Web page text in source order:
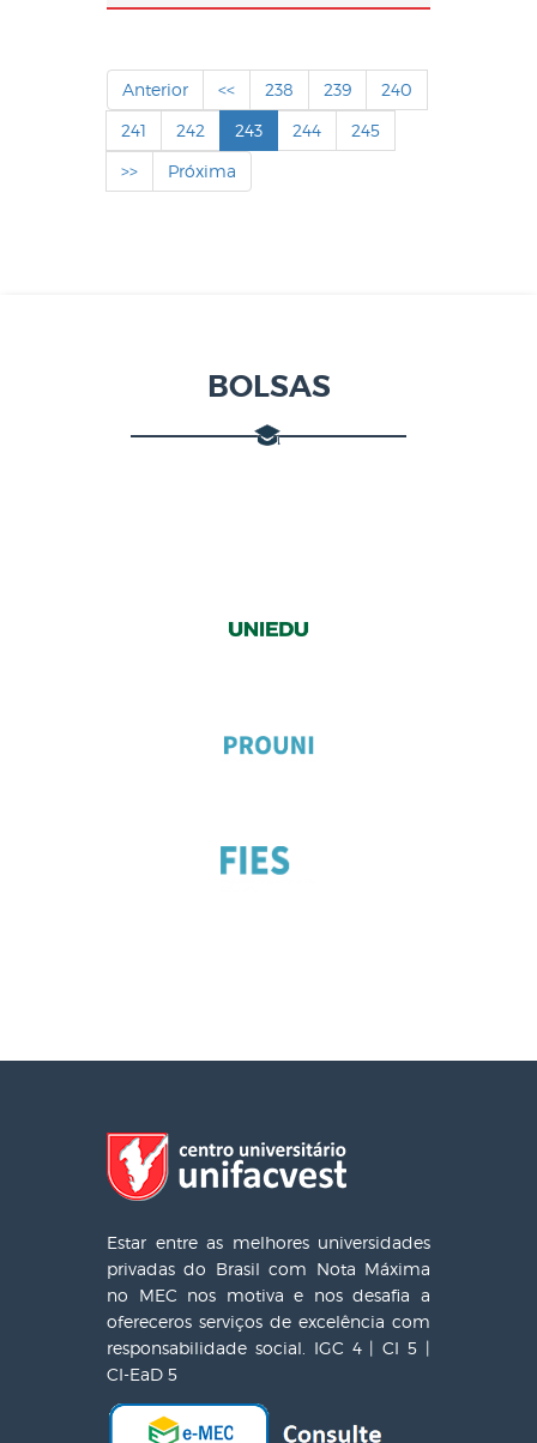
Anterior << 238 239
240
241
242 243 244
245
>>
Próxima
BOLSAS
Estar entre as melhores universidades
privadas do Brasil com Nota Máxima
no MEC nos motiva e nos desafia a
ofereceros serviços de excelência com
responsabilidade social. IGC 4 | CI 5 |
CI-EaD 5